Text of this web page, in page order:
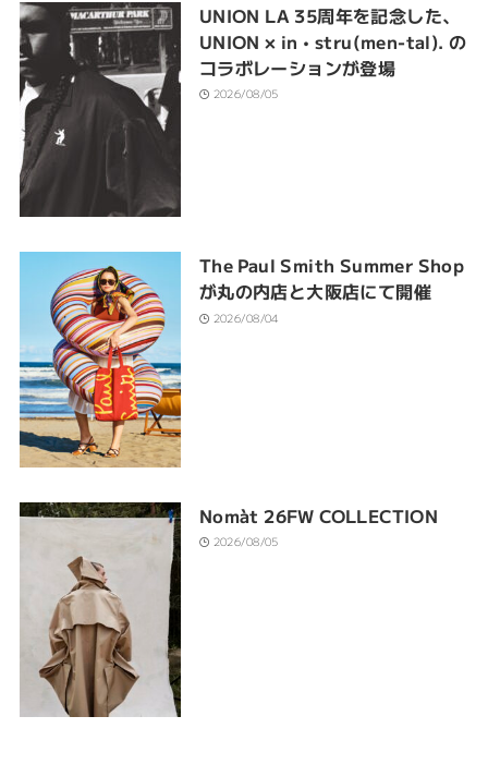
UNION LA 35周年を記念した、
UNION × in • stru(men-tal). の
コラボレーションが登場
2026/08/05
The Paul Smith Summer Shop
が丸の内店と大阪店にて開催
2026/08/04
Nomàt 26FW COLLECTION
2026/08/05